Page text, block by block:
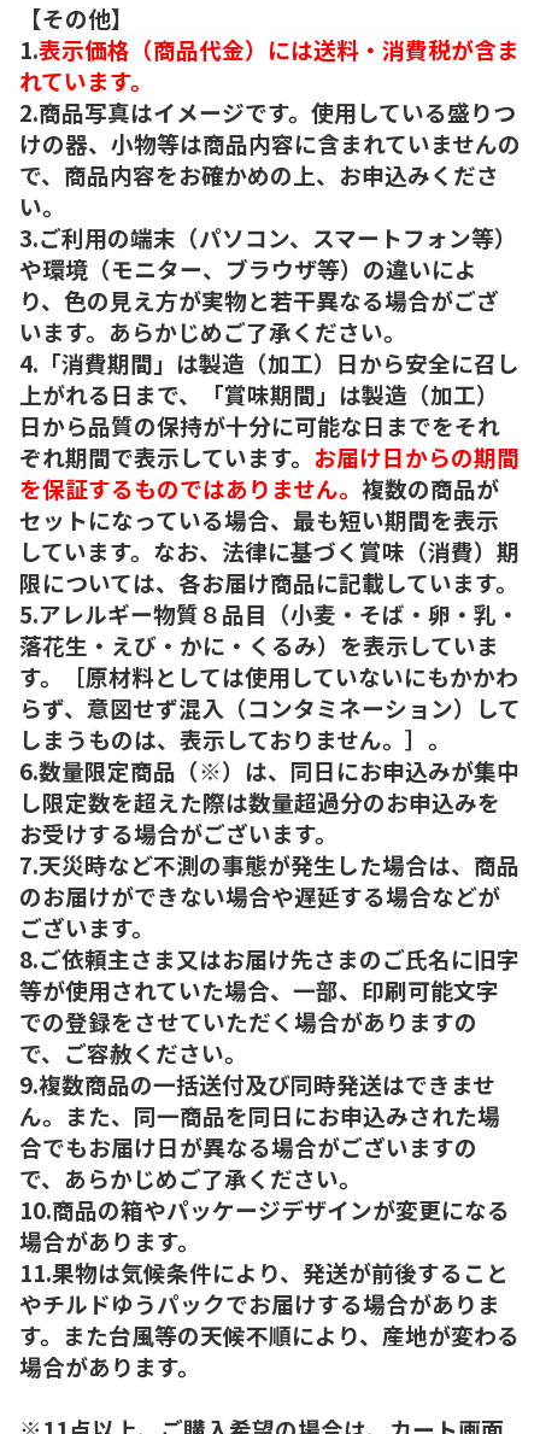
【その他】
1.表示価格（商品代金）には送料・消費税が含ま
れています。
2.商品写真はイメージです。使用している盛りつ
けの器、小物等は商品内容に含まれていませんの
で、商品内容をお確かめの上、お申込みくださ
い。
3.ご利用の端末（パソコン、スマートフォン等）
や環境（モニター、ブラウザ等）の違いによ
り、色の見え方が実物と若干異なる場合がござ
います。あらかじめご了承ください。
4.「消費期間」は製造（加工）日から安全に召し
上がれる日まで、「賞味期間」は製造（加工）
日から品質の保持が十分に可能な日までをそれ
ぞれ期間で表示しています。 お届け日からの期間
を保証するものではありません。 複数の商品が
セットになっている場合、最も短い期間を表示
しています。なお、法律に基づく賞味（消費）期
限については、各お届け商品に記載しています。
5.アレルギー物質８品目（小麦・そば・卵・乳・
落花生・えび・かに・くるみ）を表示していま
す。［原材料としては使用していないにもかかわ
らず、意図せず混入（コンタミネーション）して
しまうものは、表示しておりません。］。
6.数量限定商品（※）は、同日にお申込みが集中
し限定数を超えた際は数量超過分のお申込みを
お受けする場合がございます。
7.天災時など不測の事態が発生した場合は、商品
のお届けができない場合や遅延する場合などが
ございます。
8.ご依頼主さま又はお届け先さまのご氏名に旧字
等が使用されていた場合、一部、印刷可能文字
での登録をさせていただく場合がありますの
で、ご容赦ください。
9.複数商品の一括送付及び同時発送はできませ
ん。また、同一商品を同日にお申込みされた場
合でもお届け日が異なる場合がございますの
で、あらかじめご了承ください。
10.商品の箱やパッケージデザインが変更になる
場合があります。
11.果物は気候条件により、発送が前後すること
やチルドゆうパックでお届けする場合がありま
す。また台風等の天候不順により、産地が変わる
場合があります。